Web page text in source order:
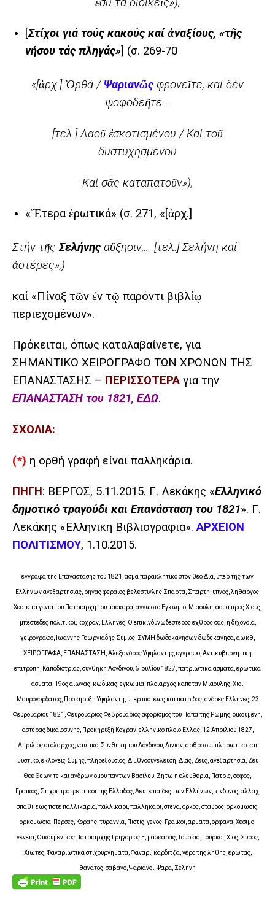
[Στίχοι γιά τούς κακούς καί ἀναξίους, «τῆς
νήσου τάς πληγάς»] (σ. 269-70
«[ἀρχ.] Ὀρθά / Ψαριανῶς φρονεῖτε, καί δέν
ψοφοδεῆτε…
[τελ.] Λαοῦ ἐσκοτισμένου / Καί τοῦ
δυστυχησμένου
Καί σᾶς καταπατοῦν»),
«Ἕτερα ἐρωτικά» (σ. 271, «[ἀρχ.]
Στήν τῆςΣελήνης αὔξησιν,… [τελ.] Σελήνη καί
ἀστέρες»,)
καί «Πίναξ τῶν ἐν τῷ παρόντι βιβλίῳ
περιεχομένων».
Πρόκειται, όπως καταλαβαίνετε, για
ΣΗΜΑΝΤΙΚΟ ΧΕΙΡΟΓΡΑΦΟ ΤΩΝ ΧΡΟΝΩΝ ΤΗΣ
ΕΠΑΝΑΣΤΑΣΗΣ – ΠΕΡΙΣΣΟΤΕΡΑ για την
ΕΠΑΝΑΣΤΑΣΗ του 1821, ΕΔΩ.
ΣΧΟΛΙΑ:
(*) η ορθή γραφή είναι παλληκάρια.
ΠΗΓΗ: ΒΕΡΓΟΣ, 5.11.2015. Γ. Λεκάκης «Ελληνικό
δημοτικό τραγούδι και Επανάσταση του 1821». Γ.
Λεκάκης «Ελληνικη Βιβλιογραφια».ΑΡΧΕΙΟΝ
ΠΟΛΙΤΙΣΜΟΥ, 1.10.2015.
εγγραφα της Επαναστασης του 1821, ασμα παρακλητικο στον θεο Δια, υπερ της των
Ελληνων ανεξαρτησιας, ρηγας φεραιος βελεστινλης Σπαρτα, Σπαρτη, υπνος, ληθαργος,
Χεστε τα γενια του Πατριαρχη του μασκαρα, αγνωστο Εγκωμιο, Μιαουλη, ασμα προς Χιους,
μπεστεδες πολιτικοι, κοχραν, Ελληνες, Ο επικινδυνωδεστερος εχθρος σας, η διχονοια,
χειρογραφο, Ιωαννης Γεωργιαδης Συμιος, ΣΥΜΗ δωδεκανησων δωδεκανησα, αωκθ,
ΧΕΙΡΟΓΡΑΦΑ, ΕΠΑΝΑΣΤΑΣΗ, Αλεξανδρος Υψηλαντης, εγγραφο, Αντικυβερνητικη
επιτροπη, Καποδιστριας, συνθηκη Λονδινου, 6 Ιουλίου 1827, πατριωτικα ασματα, ερωτικα
ασματα, 19ος αιωνας, κωδικας, εγκωμια, πλοιαρχος καπεταν Μιαουλης, Χιοι,
Μαυρογορδατος, Προκηρυξη Υψηλαντη, υπερ πιστεως και πατριδος, ανδρες Ελληνες, 23
Φευρουαριου 1821, Φευρουαριος Φεβρουαριος αφορισμος του Παπα της Ρωμης, οικουμενη,
αστερας δικαιοσυνης, Προκηρυξη Κοχραν, ελληνικο πλοιο Ελλας, 12 Απριλιου 1827,
Απριλιος στολαρχος, ναυτικο, Συνθηκη του Λονδινου, Αινιαν, αρθρο συμπληρωτικο και
μυστικο, εκλογεις Συμης, πληρεξουσιος, Δ Εθνοσυνελευση, Διας, Ζευς, ανεξαρτησια, Ζευ
Θεε Θεων τε και ανδρων ομου παντων Βασιλευ, Ζητω η ελευθερια, Πατρις, σοφος,
Γραικος, Στιχοι προτρεπτικοι της Ελλαδος, Δευτε παιδες των Ελλήνων, κινδυνος, αλλαχ,
σπαθι, εως ποτε παλλικαρια, παλλικαρι, παλληκαρι, στενα, ορκος, σταυρος, ορκομωσις.
ορκομωσια, Περσες, Κοραης, τυραννια, Πιστις, γενος, Γραικοι, αρματα, ορφανα, Χεσιμο,
γενεια, Οικουμενικος Πατριαρχης Γρηγοριος Ε, μασκαρας, Τουρκια, τουρκοι, Χιος, Συρος,
Χιωτες, Φαναριωτικα στιχουργηματα, Φαναρι, καρδιτζα, νερο της ληθης, ερωτας,
θανατος, σαβανο, Ψαριανοι, Ψαρα, Σεληνη